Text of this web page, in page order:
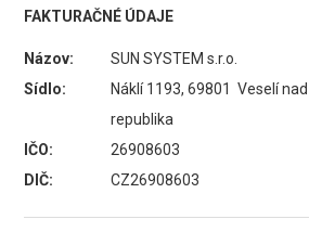
FAKTURAČNÉ ÚDAJE
Názov:
SUN SYSTEM s.r.o.
Sídlo:
Náklí 1193, 69801 Veselí
republika
IČO:
26908603
DIČ:
CZ26908603